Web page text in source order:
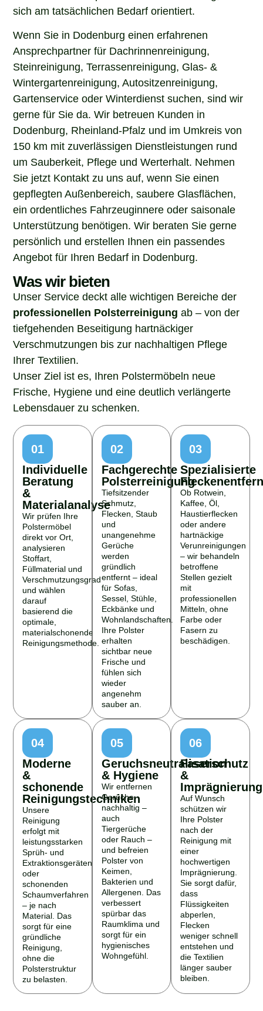
sich am tatsächlichen Bedarf orientiert.
Wenn Sie in Dodenburg einen erfahrenen
Ansprechpartner für Dachrinnenreinigung,
Steinreinigung, Terrassenreinigung, Glas- &
Wintergartenreinigung, Autositzenreinigung,
Gartenservice oder Winterdienst suchen, sind wir
gerne für Sie da. Wir betreuen Kunden in
Dodenburg, Rheinland-Pfalz und im Umkreis von
150 km mit zuverlässigen Dienstleistungen rund
um Sauberkeit, Pflege und Werterhalt. Nehmen
Sie jetzt Kontakt zu uns auf, wenn Sie einen
gepflegten Außenbereich, saubere Glasflächen,
ein ordentliches Fahrzeuginnere oder saisonale
Unterstützung benötigen. Wir beraten Sie gerne
persönlich und erstellen Ihnen ein passendes
Angebot für Ihren Bedarf in Dodenburg.
Was wir bieten
Unser Service deckt alle wichtigen Bereiche der
professionellen Polsterreinigung ab – von der
tiefgehenden Beseitigung hartnäckiger
Verschmutzungen bis zur nachhaltigen Pflege
Ihrer Textilien.
Unser Ziel ist es, Ihren Polstermöbeln neue
Frische, Hygiene und eine deutlich verlängerte
Lebensdauer zu schenken.
01
Individuelle
Beratung
&
Materialanalyse
Wir prüfen Ihre
Polstermöbel
direkt vor Ort,
analysieren
Stoffart,
Füllmaterial und
Verschmutzungsgrad
und wählen
darauf
basierend die
optimale,
materialschonende
Reinigungsmethode.
02
Fachgerechte
Polsterreinigung
Tiefsitzender
Schmutz,
Flecken, Staub
und
unangenehme
Gerüche
werden
gründlich
entfernt – ideal
für Sofas,
Sessel, Stühle,
Eckbänke und
Wohnlandschaften.
Ihre Polster
erhalten
sichtbar neue
Frische und
fühlen sich
wieder
angenehm
sauber an.
03
Spezialisierte
Ob Rotwein,
Kaffee, Öl,
Haustierflecken
oder andere
hartnäckige
Verunreinigungen
– wir behandeln
betroffene
Stellen gezielt
mit
professionellen
Mitteln, ohne
Farbe oder
Fasern zu
beschädigen.
04
Moderne
&
schonende
Reinigungstechniken
Unsere
Reinigung
erfolgt mit
leistungsstarken
Sprüh- und
Extraktionsgeräten
oder
schonenden
Schaumverfahren
– je nach
Material. Das
sorgt für eine
gründliche
Reinigung,
ohne die
Polsterstruktur
zu belasten.
05
Geruchsneutralisation
& Hygiene
Wir entfernen
Gerüche
nachhaltig –
auch
Tiergerüche
oder Rauch –
und befreien
Polster von
Keimen,
Bakterien und
Allergenen. Das
verbessert
spürbar das
Raumklima und
sorgt für ein
hygienisches
Wohngefühl.
06
Faserschutz
&
Imprägnierung
Auf Wunsch
schützen wir
Ihre Polster
nach der
Reinigung mit
einer
hochwertigen
Imprägnierung.
Sie sorgt dafür,
dass
Flüssigkeiten
abperlen,
Flecken
weniger schnell
entstehen und
die Textilien
länger sauber
bleiben.